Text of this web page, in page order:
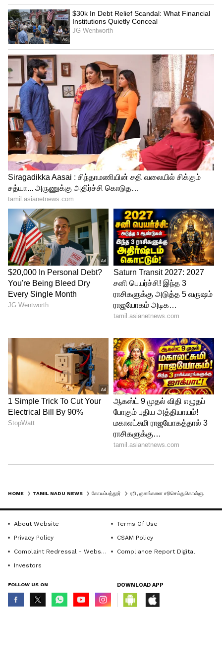
HOME TAMIL NADU NEWS கோயம்பத்தூர்
About Website
Terms Of Use
Privacy Policy
CSAM Policy
Complaint Redressal - Website
Compliance Report Digital
Investors
FOLLOW US ON DOWNLOAD APP